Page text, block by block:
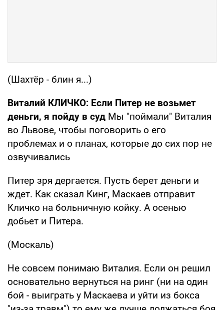
(Шахтёр - блин я...)
Виталий КЛИЧКО: Если Питер не возьмет
деньги, я пойду в суд Мы "поймали" Виталия
во Львове, чтобы поговорить о его
проблемах и о планах, которые до сих пор не
озвучивались
Питер зря дергается. Пусть берет деньги и
ждет. Как сказал Кинг, Маскаев отправит
Кличко на больничную койку. А осенью
добьет и Питера.
(Москаль)
Не совсем понимаю Виталия. Если он решил
основательно вернуться на ринг (ни на один
бой - выиграть у Маскаева и уйти из бокса